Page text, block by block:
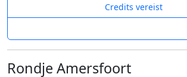
Credits vereist
Rondje Amersfoort